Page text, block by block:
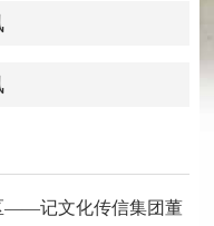
——记文化传信集团董